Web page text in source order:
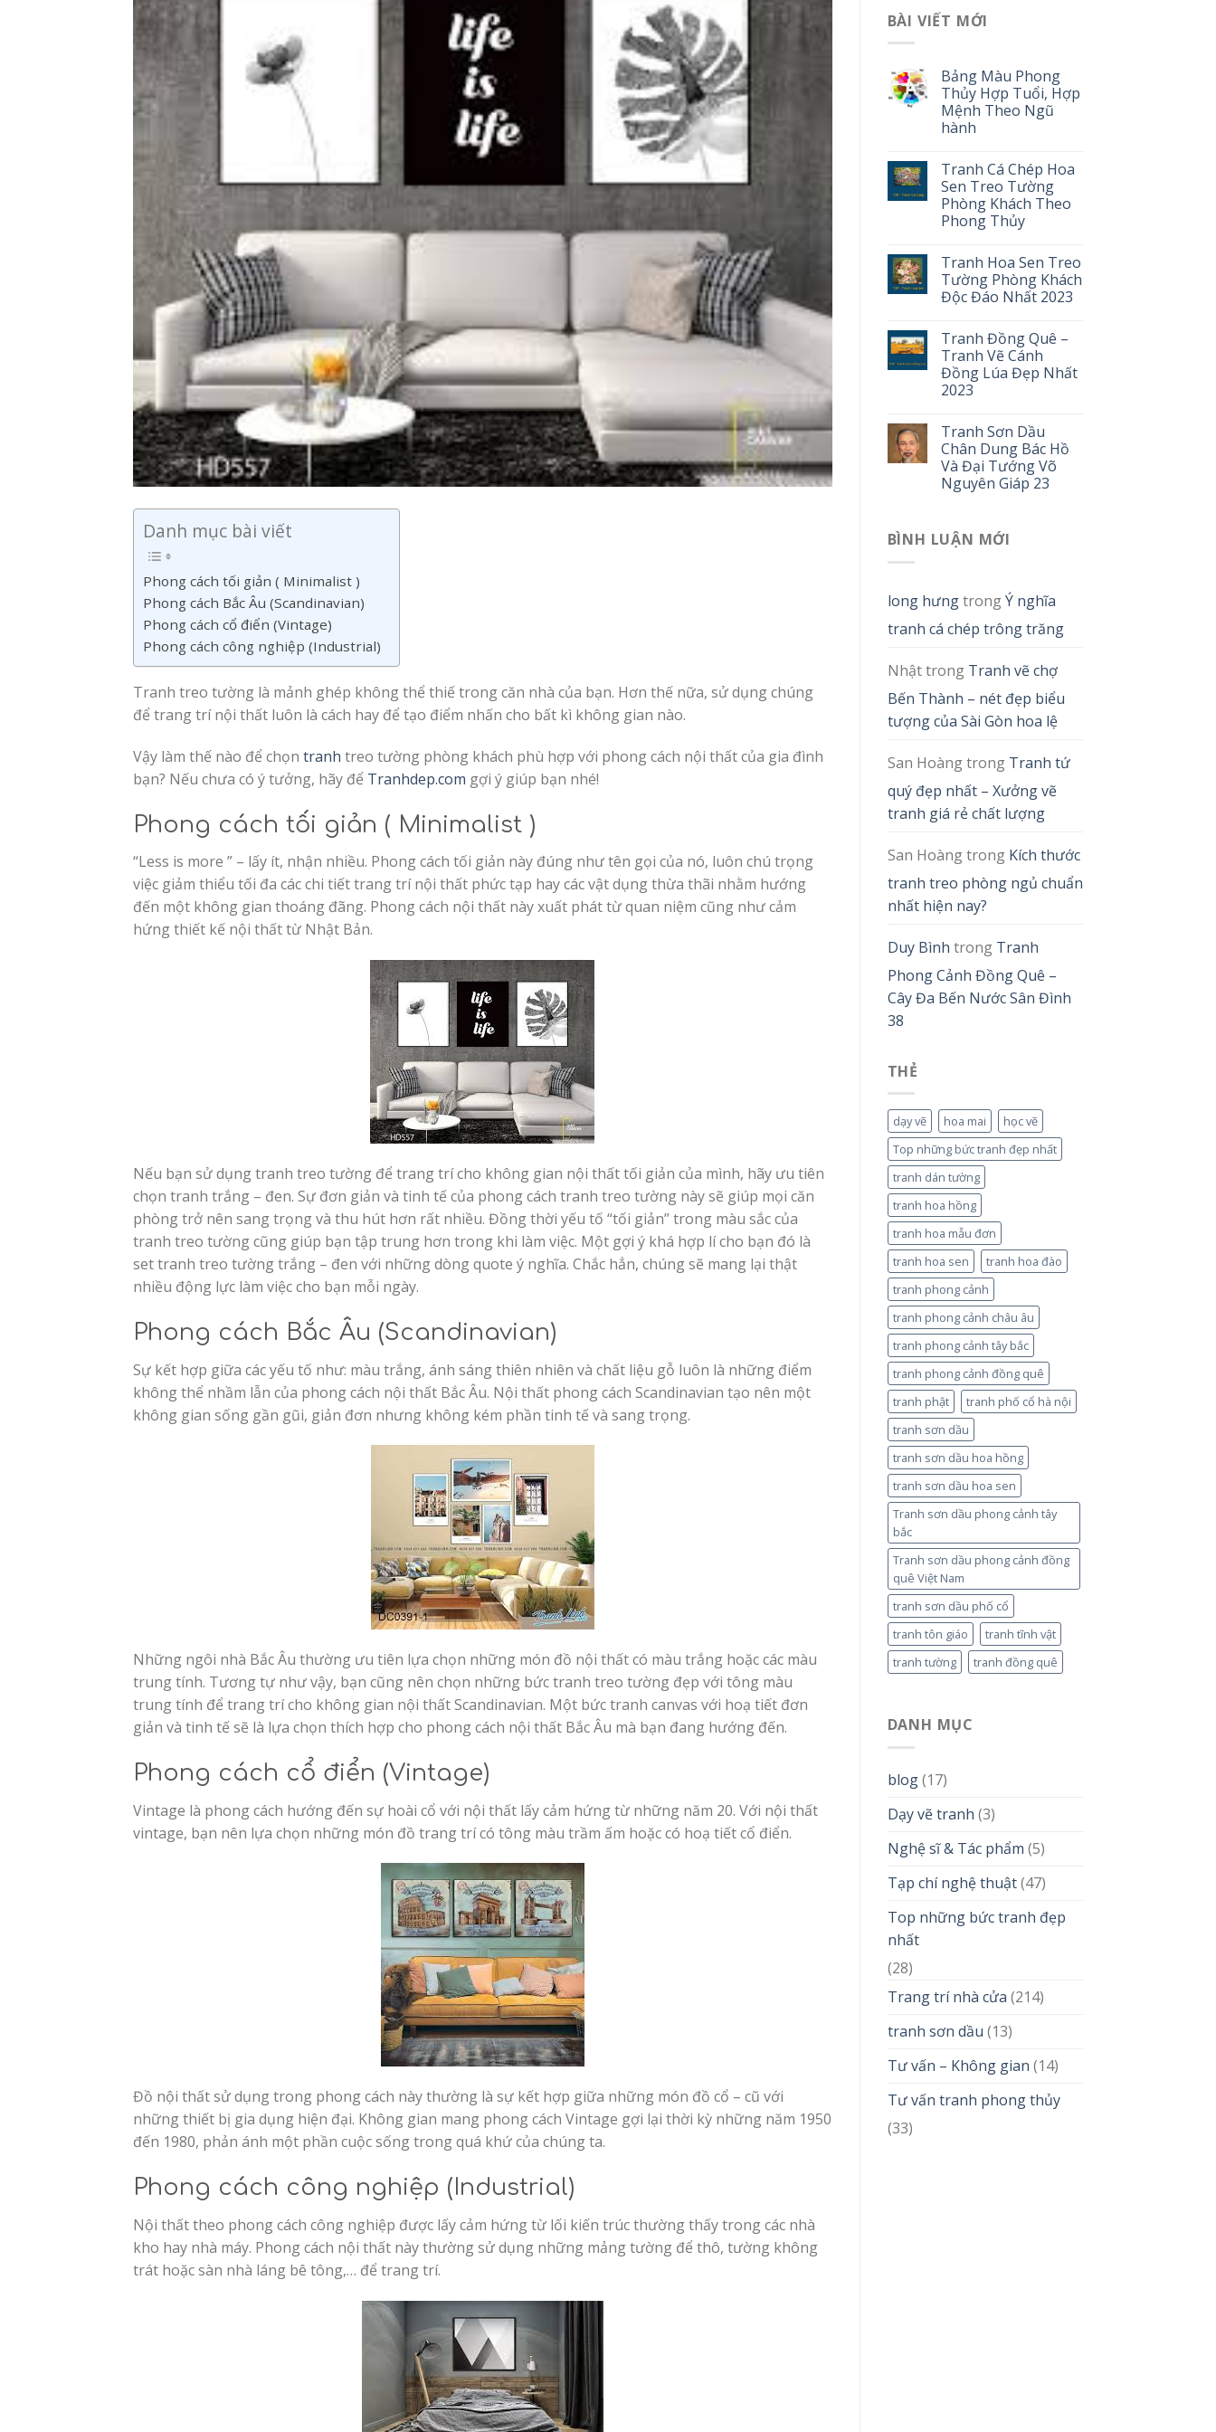
Danh mục bài viết
Phong cách tối giản ( Minimalist )
Phong cách Bắc Âu (Scandinavian)
Phong cách cổ điển (Vintage)
Phong cách công nghiệp (Industrial)
Tranh treo tường là mảnh ghép không thể thiế trong căn nhà của bạn. Hơn thế nữa, sử dụng chúng
để trang trí nội thất luôn là cách hay để tạo điểm nhấn cho bất kì không gian nào.
Vậy làm thế nào để chọn tranh treo tường phòng khách phù hợp với phong cách nội thất của gia đình
bạn? Nếu chưa có ý tưởng, hãy để Tranhdep.com gợi ý giúp bạn nhé!
Phong cách tối giản ( Minimalist )
“Less is more ” – lấy ít, nhận nhiều. Phong cách tối giản này đúng như tên gọi của nó, luôn chú trọng
việc giảm thiểu tối đa các chi tiết trang trí nội thất phức tạp hay các vật dụng thừa thãi nhằm hướng
đến một không gian thoáng đãng. Phong cách nội thất này xuất phát từ quan niệm cũng như cảm
hứng thiết kế nội thất từ Nhật Bản.
Nếu bạn sử dụng tranh treo tường để trang trí cho không gian nội thất tối giản của mình, hãy ưu tiên
chọn tranh trắng – đen. Sự đơn giản và tinh tế của phong cách tranh treo tường này sẽ giúp mọi căn
phòng trở nên sang trọng và thu hút hơn rất nhiều. Đồng thời yếu tố “tối giản” trong màu sắc của
tranh treo tường cũng giúp bạn tập trung hơn trong khi làm việc. Một gợi ý khá hợp lí cho bạn đó là
set tranh treo tường trắng – đen với những dòng quote ý nghĩa. Chắc hẳn, chúng sẽ mang lại thật
nhiều động lực làm việc cho bạn mỗi ngày.
Phong cách Bắc Âu (Scandinavian)
Sự kết hợp giữa các yếu tố như: màu trắng, ánh sáng thiên nhiên và chất liệu gỗ luôn là những điểm
không thể nhầm lẫn của phong cách nội thất Bắc Âu. Nội thất phong cách Scandinavian tạo nên một
không gian sống gần gũi, giản đơn nhưng không kém phần tinh tế và sang trọng.
Những ngôi nhà Bắc Âu thường ưu tiên lựa chọn những món đồ nội thất có màu trắng hoặc các màu
trung tính. Tương tự như vậy, bạn cũng nên chọn những bức tranh treo tường đẹp với tông màu
trung tính để trang trí cho không gian nội thất Scandinavian. Một bức tranh canvas với hoạ tiết đơn
giản và tinh tế sẽ là lựa chọn thích hợp cho phong cách nội thất Bắc Âu mà bạn đang hướng đến.
Phong cách cổ điển (Vintage)
Vintage là phong cách hướng đến sự hoài cổ với nội thất lấy cảm hứng từ những năm 20. Với nội thất
vintage, bạn nên lựa chọn những món đồ trang trí có tông màu trầm ấm hoặc có hoạ tiết cổ điển.
Đồ nội thất sử dụng trong phong cách này thường là sự kết hợp giữa những món đồ cổ – cũ với
những thiết bị gia dụng hiện đại. Không gian mang phong cách Vintage gợi lại thời kỳ những năm 1950
đến 1980, phản ánh một phần cuộc sống trong quá khứ của chúng ta.
Phong cách công nghiệp (Industrial)
Nội thất theo phong cách công nghiệp được lấy cảm hứng từ lối kiến trúc thường thấy trong các nhà
kho hay nhà máy. Phong cách nội thất này thường sử dụng những mảng tường để thô, tường không
trát hoặc sàn nhà láng bê tông,… để trang trí.
BÀI VIẾT MỚI
Bảng Màu Phong
Thủy Hợp Tuổi, Hợp
Mệnh Theo Ngũ
hành
Tranh Cá Chép Hoa
Sen Treo Tường
Phòng Khách Theo
Phong Thủy
Tranh Hoa Sen Treo
Tường Phòng Khách
Độc Đáo Nhất 2023
Tranh Đồng Quê –
Tranh Vẽ Cánh
Đồng Lúa Đẹp Nhất
2023
Tranh Sơn Dầu
Chân Dung Bác Hồ
Và Đại Tướng Võ
Nguyên Giáp 23
BÌNH LUẬN MỚI
long hưngtrongÝ nghĩa
tranh cá chép trông trăng
Nhậttrong Tranh vẽ chợ
Bến Thành – nét đẹp biểu
tượng của Sài Gòn hoa lệ
San Hoàngtrong Tranh tứ
quý đẹp nhất – Xưởng vẽ
tranh giá rẻ chất lượng
San Hoàngtrong Kích thước
tranh treo phòng ngủ chuẩn
nhất hiện nay?
Duy Bình trong Tranh
Phong Cảnh Đồng Quê –
Cây Đa Bến Nước Sân Đình
38
THẺ
dạy vẽ hoa mai
học vẽ
Top những bức tranh đẹp nhất
tranh dán tường
tranh hoa hồng
tranh hoa mẫu đơn
tranh hoa sen
tranh hoa đào
tranh phong cảnh
tranh phong cảnh châu âu
tranh phong cảnh tây bắc
tranh phong cảnh đồng quê
tranh phật
tranh phố cổ hà nội
tranh sơn dầu
tranh sơn dầu hoa hồng
tranh sơn dầu hoa sen
Tranh sơn dầu phong cảnh tây
bắc
Tranh sơn dầu phong cảnh đồng
quê Việt Nam
tranh sơn dầu phố cổ
tranh tôn giáo
tranh tĩnh vật
tranh tường
tranh đồng quê
DANH MỤC
blog(17)
Dạy vẽ tranh (3)
Nghệ sĩ & Tác phẩm (5)
Tạp chí nghệ thuật(47)
Top những bức tranh đẹp
nhất
(28)
Trang trí nhà cửa (214)
tranh sơn dầu (13)
Tư vấn – Không gian (14)
Tư vấn tranh phong thủy
(33)